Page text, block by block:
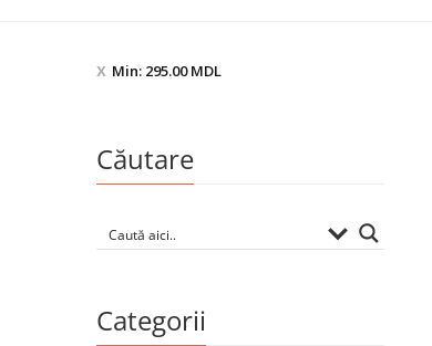
Min: 295.00MDL
Căutare
Categorii